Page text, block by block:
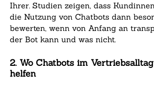
Ihrer. Studien zeigen, dass
die Nutzung von Chatbots dann
bewerten, wenn von Anfang an
der Bot kann und was nicht.
2. Wo Chatbots im
helfen